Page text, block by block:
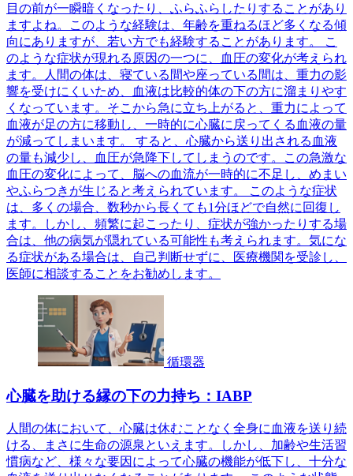
目の前が一瞬暗くなったり、ふらふらしたりすることがあり
ますよね。このような経験は、年齢を重ねるほど多くなる傾
向にありますが、若い方でも経験することがあります。 こ
のような症状が現れる原因の一つに、血圧の変化が考えられ
ます。人間の体は、寝ている間や座っている間は、重力の影
響を受けにくいため、血液は比較的体の下の方に溜まりやす
くなっています。そこから急に立ち上がると、重力によって
血液が足の方に移動し、一時的に心臓に戻ってくる血液の量
が減ってしまいます。 すると、心臓から送り出される血液
の量も減少し、血圧が急降下してしまうのです。この急激な
血圧の変化によって、脳への血流が一時的に不足し、めまい
やふらつきが生じると考えられています。 このような症状
は、多くの場合、数秒から長くても1分ほどで自然に回復し
ます。しかし、頻繁に起こったり、症状が強かったりする場
合は、他の病気が隠れている可能性も考えられます。気にな
る症状がある場合は、自己判断せずに、医療機関を受診し、
医師に相談することをお勧めします。
循環器
心臓を助ける縁の下の力持ち：IABP
人間の体において、心臓は休むことなく全身に血液を送り続
ける、まさに生命の源泉といえます。しかし、加齢や生活習
慣病など、様々な要因によって心臓の機能が低下し、十分な